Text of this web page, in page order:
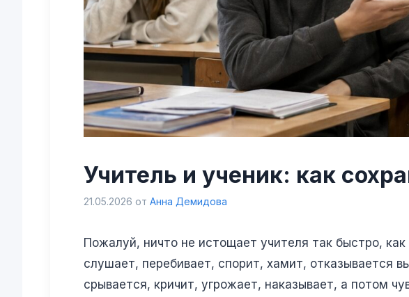
Учитель и ученик: как
21.05.2026 от Анна Демидова
Пожалуй, ничто не истощает учителя так быстро,
слушает, перебивает, спорит, хамит, отказывается
срывается, кричит, угрожает, наказывает, а потом